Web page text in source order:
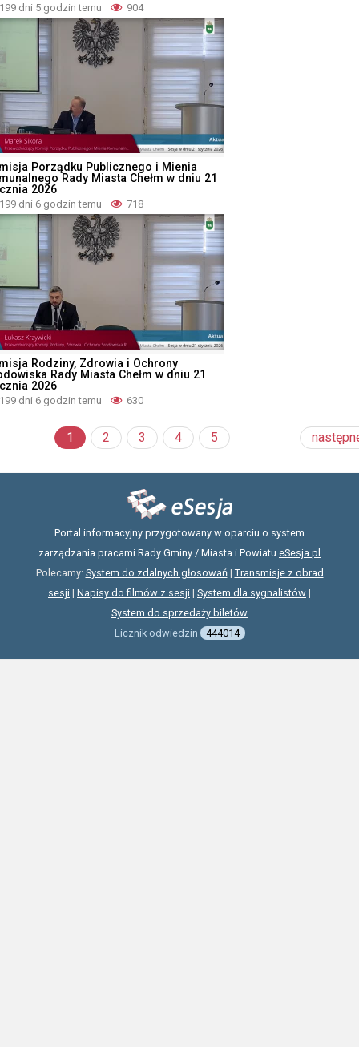
199 dni 5 godzin temu 904
Porządku Publicznego i Mienia
Rady Miasta Chełm w dniu 21
2026
199 dni 6 godzin temu 718
Rodziny, Zdrowia i Ochrony
Rady Miasta Chełm w dniu 21
2026
199 dni 6 godzin temu 630
1 2 3 4 5
Portal informacyjny przygotowany w oparciu o system
zarządzania pracami Rady Gminy / Miasta i Powiatu eSesja.pl
Polecamy: System do zdalnych głosowań| Transmisje z obrad
sesji | Napisy do filmów z sesji | System dla sygnalistów |
System do sprzedaży biletów
Licznik odwiedzin
444014